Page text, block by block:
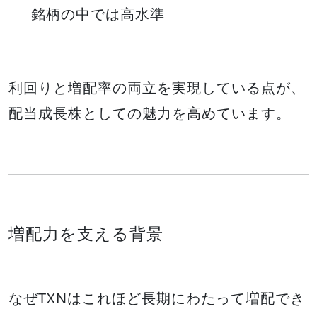
銘柄の中では高水準
利回りと増配率の両立を実現している点が、
配当成長株としての魅力を高めています。
増配力を支える背景
なぜTXNはこれほど長期にわたって増配でき